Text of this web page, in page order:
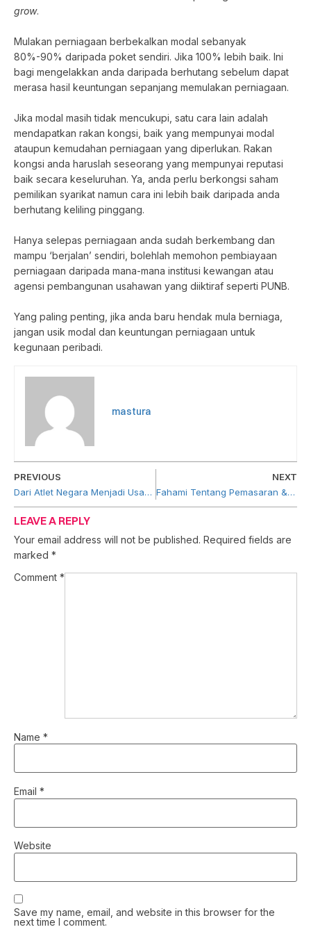
grow.
Mulakan perniagaan berbekalkan modal sebanyak
80%-90% daripada poket sendiri. Jika 100% lebih baik. Ini
bagi mengelakkan anda daripada berhutang sebelum dapat
merasa hasil keuntungan sepanjang memulakan perniagaan.
Jika modal masih tidak mencukupi, satu cara lain adalah
mendapatkan rakan kongsi, baik yang mempunyai modal
ataupun kemudahan perniagaan yang diperlukan. Rakan
kongsi anda haruslah seseorang yang mempunyai reputasi
baik secara keseluruhan. Ya, anda perlu berkongsi saham
pemilikan syarikat namun cara ini lebih baik daripada anda
berhutang keliling pinggang.
Hanya selepas perniagaan anda sudah berkembang dan
mampu ‘berjalan’ sendiri, bolehlah memohon pembiayaan
perniagaan daripada mana-mana institusi kewangan atau
agensi pembangunan usahawan yang diiktiraf seperti PUNB.
Yang paling penting, jika anda baru hendak mula berniaga,
jangan usik modal dan keuntungan perniagaan untuk
kegunaan peribadi.
mastura
PREVIOUS
Dari Atlet Negara Menjadi Usahawan Berjaya
NEXT
Fahami Tentang Pemasaran & Perlesenan Dalam Perniagaan
LEAVE A REPLY
Your email address will not be published. Required fields are
marked *
Comment *
Name *
Email *
Website
Save my name, email, and website in this browser for the
next time I comment.